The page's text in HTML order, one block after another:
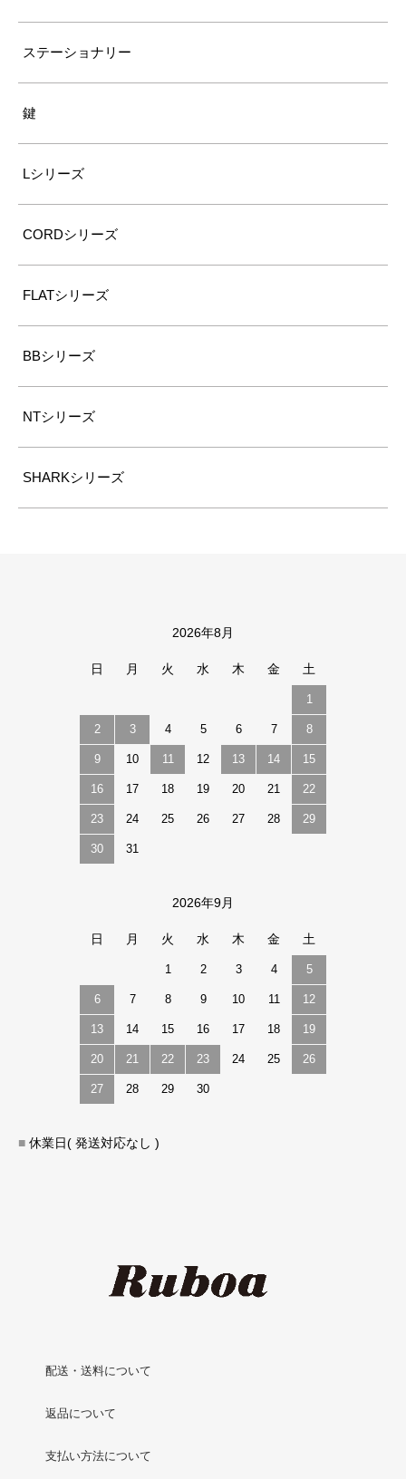
ステーショナリー
鍵
Lシリーズ
CORDシリーズ
FLATシリーズ
BBシリーズ
NTシリーズ
SHARKシリーズ
2026年8月
日 月 火 水 木 金 土
1
2 3 4 5 6 7 8
9 10 11 12 13 14 15
16 17 18 19 20 21 22
23 24 25 26 27 28 29
30 31
2026年9月
日 月 火 水 木 金 土
1 2 3 4 5
6 7 8 9 10 11 12
13 14 15 16 17 18 19
20 21 22 23 24 25 26
27 28 29 30
■ 休業日( 発送対応なし )
配送・送料について
返品について
支払い方法について